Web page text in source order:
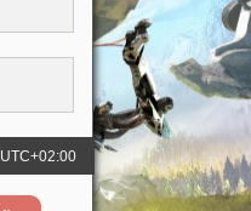
UTC+02:00